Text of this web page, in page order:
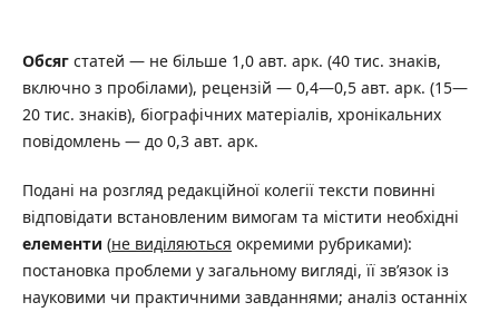
Обсягстатей — не більше 1,0 авт. арк. (40 тис. знаків,
включно з пробілами), рецензій — 0,4—0,5 авт. арк. (15—
20 тис. знаків), біографічних матеріалів, хронікальних
повідомлень — до 0,3 авт. арк.
Подані на розгляд редакційної колегії тексти повинні
відповідати встановленим вимогам та містити необхідні
елементи (не виділяються окремими рубриками):
постановка проблеми у загальному вигляді, її зв’язок із
науковими чи практичними завданнями; аналіз останніх